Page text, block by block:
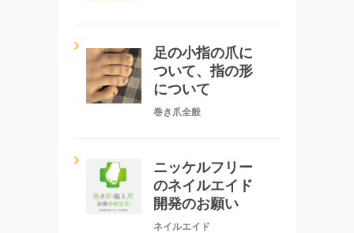
足の小指の爪に
ついて、指の形
について
巻き爪全般
ニッケルフリー
のネイルエイド
開発のお願い
ネイルエイド